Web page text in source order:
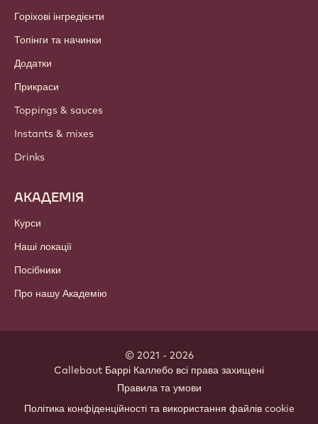
Горіхові інгредієнти
Топінги та начинки
Додатки
Прикраси
Toppings & sauces
Instants & mixes
Drinks
АКАДЕМІЯ
Курси
Наші локації
Посібники
Про нашу Академію
© 2021 - 2026
Callebaut Баррі Каллебо всі права захищені
Правила та умови
Політика конфіденційності та використання файлів cookie